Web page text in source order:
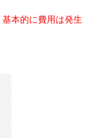
本的に費用は発生